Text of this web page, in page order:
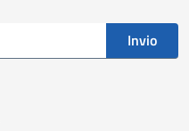
Invio